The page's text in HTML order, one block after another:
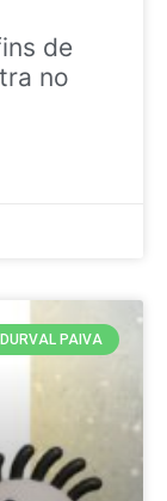
de
no
PAIVA